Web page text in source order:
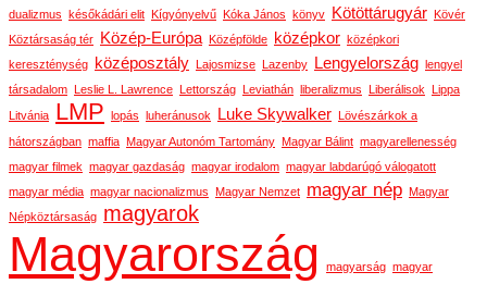
dualizmus későkádári elit Kígyónyelvű Kóka János könyv Kötöttárugyár Kövér
Köztársaság tér
Közép-Európa Középfölde középkor középkori
kereszténység
középosztály Lajosmizse Lazenby Lengyelország lengyel
társadalom Leslie L. Lawrence Lettország Leviathán liberalizmus Liberálisok Lippa
Litvánia LMP lopás luheránusok Luke Skywalker Lövészárkok a
hátországban maffia Magyar Autonóm Tartomány Magyar Bálint magyarellenesség
magyar filmek magyar gazdaság magyar irodalom magyar labdarúgó válogatott
magyar média magyar nacionalizmus Magyar Nemzet magyar nép Magyar
Népköztársaság magyarok
Magyarország magyarság magyar